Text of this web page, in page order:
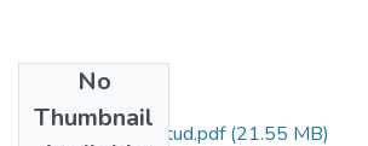
No
Thumbnail
Grado de Similitud.pdf(21.55 MB)